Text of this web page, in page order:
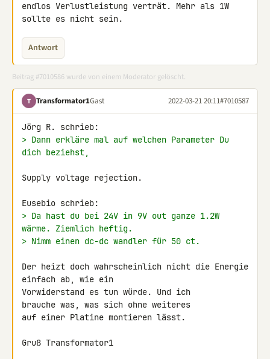
endlos Verlustleistung verträt. Mehr als 1W
sollte es nicht sein.
Antwort
Beitrag #7010586 wurde von einem Moderator gelöscht.
T Transformator1Gast 2022-03-21 20:11#7010587
> Dann erkläre mal auf welchen Parameter Du
dich beziehst,
Supply voltage rejection.
> Da hast du bei 24V in 9V out ganze 1.2W
wärme. Ziemlich heftig.
> Nimm einen dc-dc wandler für 50 ct.
Der heizt doch wahrscheinlich nicht die Energie
einfach ab, wie ein
Vorwiderstand es tun würde. Und ich
brauche was, was sich ohne weiteres
auf einer Platine montieren lässt.
Gruß Transformator1